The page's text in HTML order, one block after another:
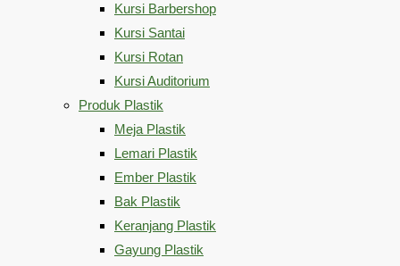
Kursi Barbershop
Kursi Santai
Kursi Rotan
Kursi Auditorium
Produk Plastik
Meja Plastik
Lemari Plastik
Ember Plastik
Bak Plastik
Keranjang Plastik
Gayung Plastik